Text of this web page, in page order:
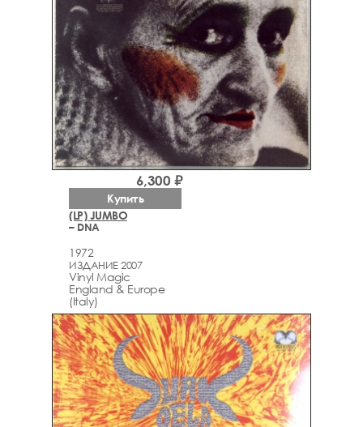
(LP) JUMBO
– DNA
1972
ИЗДАНИЕ 2007
Vinyl Magic
England & Europe
(Italy)
6,300 ₽
Купить